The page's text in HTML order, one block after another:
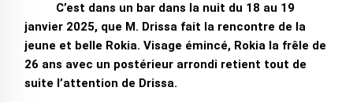
C’est dans un bar dans la nuit du 18 au 19
janvier 2025, que M. Drissa fait la rencontre de la
jeune et belle Rokia. Visage émincé, Rokia la frêle de
26 ans avec un postérieur arrondi retient tout de
suite l’attention de Drissa.